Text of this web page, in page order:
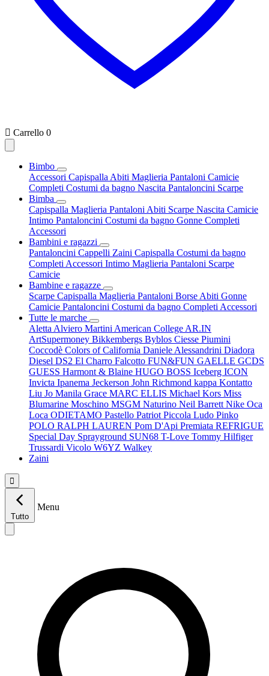
 Carrello 0
Bimbo
Accessori Capispalla Abiti Maglieria Pantaloni Camicie
Completi Costumi da bagno Nascita Pantaloncini Scarpe
Bimba
Capispalla Maglieria Pantaloni Abiti Scarpe Nascita Camicie
Intimo Pantaloncini Costumi da bagno Gonne Completi
Accessori
Bambini e ragazzi
Pantaloncini Cappelli Zaini Capispalla Costumi da bagno
Completi Accessori Intimo Maglieria Pantaloni Scarpe
Camicie
Bambine e ragazze
Scarpe Capispalla Maglieria Pantaloni Borse Abiti Gonne
Camicie Pantaloncini Costumi da bagno Completi Accessori
Tutte le marche
Aletta Alviero Martini American College AR.IN
ArtSupermoney Bikkembergs Byblos Ciesse Piumini
Coccodè Colors of California Daniele Alessandrini Diadora
Diesel DS2 El Charro Falcotto FUN&FUN GAELLE GCDS
GUESS Harmont & Blaine HUGO BOSS Iceberg ICON
Invicta Ipanema Jeckerson John Richmond kappa Kontatto
Liu Jo Manila Grace MARC ELLIS Michael Kors Miss
Blumarine Moschino MSGM Naturino Neil Barrett Nike Oca
Loca ODIETAMO Pastello Patriot Piccola Ludo Pinko
POLO RALPH LAUREN Pom D'Api Premiata REFRIGUE
Special Day Sprayground SUN68 T-Love Tommy Hilfiger
Trussardi Vicolo W6YZ Walkey
Zaini

Tutto
Menu